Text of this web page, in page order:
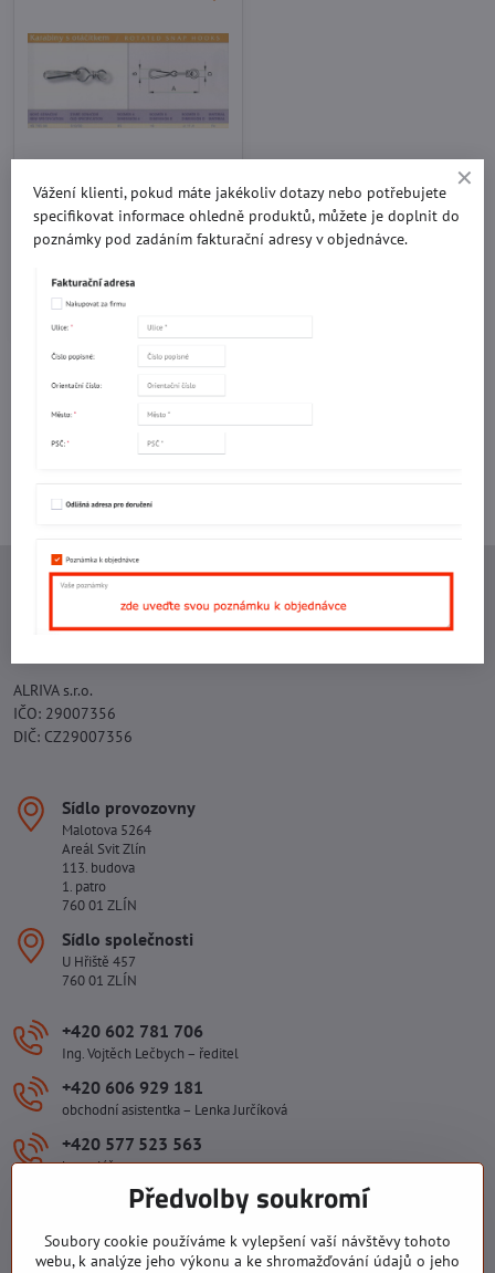
Karabinka s otáčítkem
(510/50) vel. 50 Ponikl
Skladem
Do košíku
Potřebujete poradit s objednávkou?
Kontaktujte nás:
Ing. Vojtěch Lečbych - IVL
IČO: 60560908
ALRIVA s.r.o.
IČO: 29007356
DIČ: CZ29007356
Sídlo provozovny
Malotova 5264
Areál Svit Zlín
113. budova
1. patro
760 01 ZLÍN
Sídlo společnosti
U Hřiště 457
760 01 ZLÍN
+420 602 781 706
Ing. Vojtěch Lečbych – ředitel
+420 606 929 181
obchodní asistentka – Lenka Jurčíková
+420 577 523 563
kancelář
ivlecbych​@seznam​.cz
Předvolby soukromí
Soubory cookie používáme k vylepšení vaší návštěvy tohoto
webu, k analýze jeho výkonu a ke shromažďování údajů o jeho
Vážení klienti, pokud máte jakékoliv dotazy nebo potřebujete
specifikovat informace ohledně produktů, můžete je doplnit do
poznámky pod zadáním fakturační adresy v objednávce.